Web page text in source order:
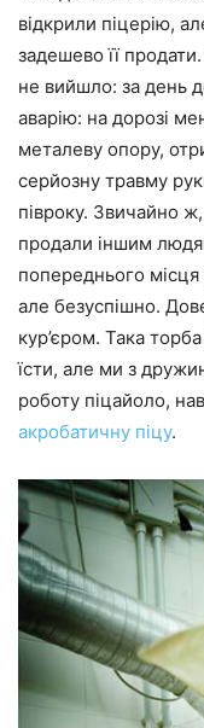
відкрили піцерію,
задешево її
не вийшло: за день
аварію: на дорозі
металеву опору,
серйозну травму
півроку. Звичайно
продали іншим
попереднього
але безуспішно.
кур’єром. Така
їсти, але ми з
роботу піцайоло,
акробатичну піцу.